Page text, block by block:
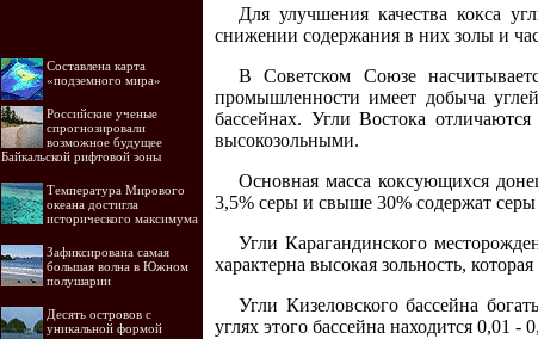
Составлена карта
«подземного мира»
Российские ученые
спрогнозировали
возможное будущее
Байкальской рифтовой зоны
Температура Мирового
океана достигла
исторического максимума
Зафиксирована самая
большая волна в Южном
полушарии
Десять островов c
уникальной формой
Для улучшения качества кокса
снижении содержания в них золы и
В Советском Союзе
промышленности имеет добыча
бассейнах. Угли Востока
высокозольными.
Основная масса коксующихся
3,5% серы и свыше 30% содержат серы
Угли Карагандинского
характерна высокая зольность,
Угли Кизеловского бассейна
углях этого бассейна находится 0,01 -